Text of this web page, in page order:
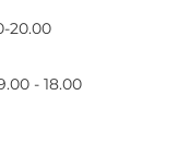
20.00
- 18.00